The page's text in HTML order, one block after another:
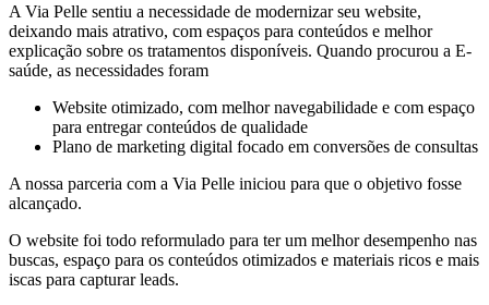
A Via Pelle sentiu a necessidade de modernizar seu website,
deixando mais atrativo, com espaços para conteúdos e melhor
explicação sobre os tratamentos disponíveis. Quando procurou a E-
saúde, as necessidades foram
Website otimizado, com melhor navegabilidade e com espaço
para entregar conteúdos de qualidade
Plano de marketing digital focado em conversões de consultas
A nossa parceria com a Via Pelle iniciou para que o objetivo fosse
alcançado.
O website foi todo reformulado para ter um melhor desempenho nas
buscas, espaço para os conteúdos otimizados e materiais ricos e mais
iscas para capturar leads.